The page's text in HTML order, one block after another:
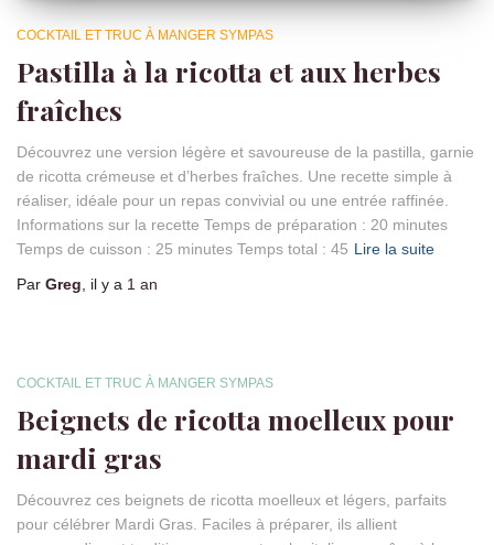
COCKTAIL ET TRUC À MANGER SYMPAS
Pastilla à la ricotta et aux herbes
fraîches
Découvrez une version légère et savoureuse de la pastilla, garnie
de ricotta crémeuse et d’herbes fraîches. Une recette simple à
réaliser, idéale pour un repas convivial ou une entrée raffinée.
Informations sur la recette Temps de préparation : 20 minutes
Temps de cuisson : 25 minutes Temps total : 45 Lire la suite
Par Greg, il y a 1 an
COCKTAIL ET TRUC À MANGER SYMPAS
Beignets de ricotta moelleux pour
mardi gras
Découvrez ces beignets de ricotta moelleux et légers, parfaits
pour célébrer Mardi Gras. Faciles à préparer, ils allient